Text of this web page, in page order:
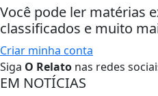
Você pode ler matérias
classificados e muito
Criar minha conta
Siga O Relato nas redes
EM NOTÍCIAS